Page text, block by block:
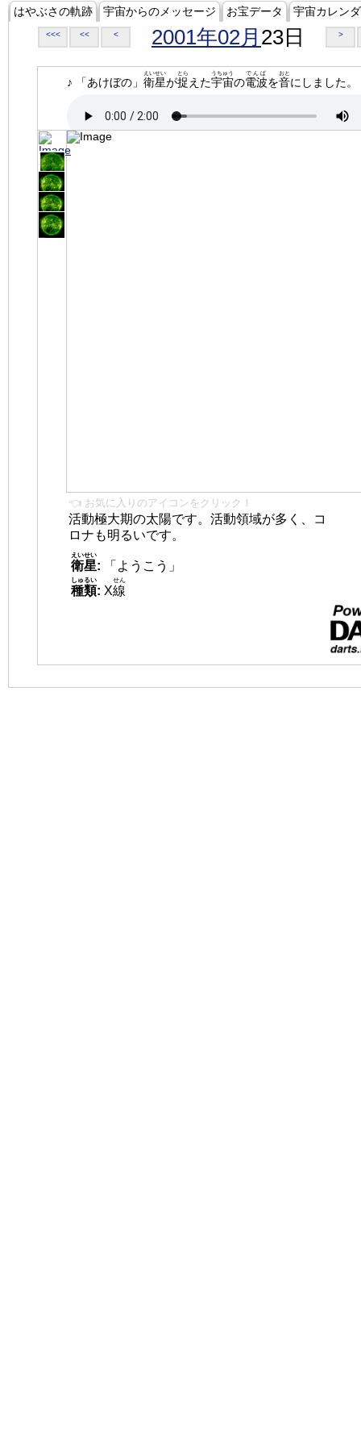
はやぶさの軌跡 宇宙からのメッセージ お宝データ 宇宙カレン
<<< << < 2001年02月 23日 >
♪ 「あけぼの」 衛星
えいせい
が捉
とら
えた宇宙
うちゅう
の電波
でんぱ
を音
おと
にしました。
👈 お気に入りのアイコンをクリック！
活動極大期の太陽です。活動領域が多く、コ
ロナも明るいです。
衛星
えいせい
:
「ようこう」
種類
しゅるい
: X線
せん